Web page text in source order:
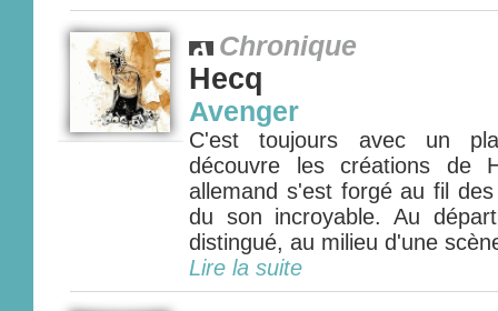
Chronique
Hecq
Avenger
C'est toujours avec un
découvre les créations de
allemand s'est forgé au fil
du son incroyable. Au
distingué, au milieu d'une
Lire la suite